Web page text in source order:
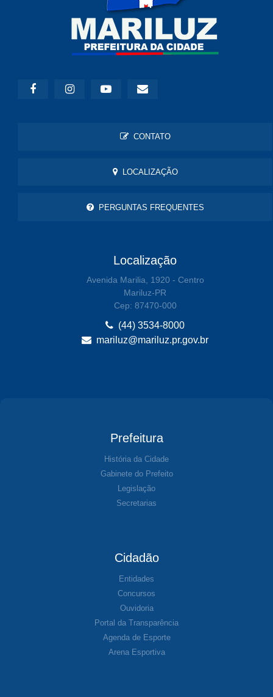
CONTATO
LOCALIZAÇÃO
PERGUNTAS FREQUENTES
Localização
Avenida Marilia, 1920 - Centro
Mariluz-PR
Cep: 87470-000
(44) 3534-8000
mariluz@mariluz.pr.gov.br
Prefeitura
História da Cidade
Gabinete do Prefeito
Legislação
Secretarias
Cidadão
Entidades
Concursos
Ouvidoria
Portal da Transparência
Agenda de Esporte
Arena Esportiva